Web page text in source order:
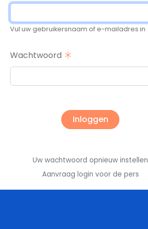
Vul uw gebruikersnaam of e-mailadres in
Wachtwoord
Uw wachtwoord opnieuw instellen
Aanvraag login voor de pers